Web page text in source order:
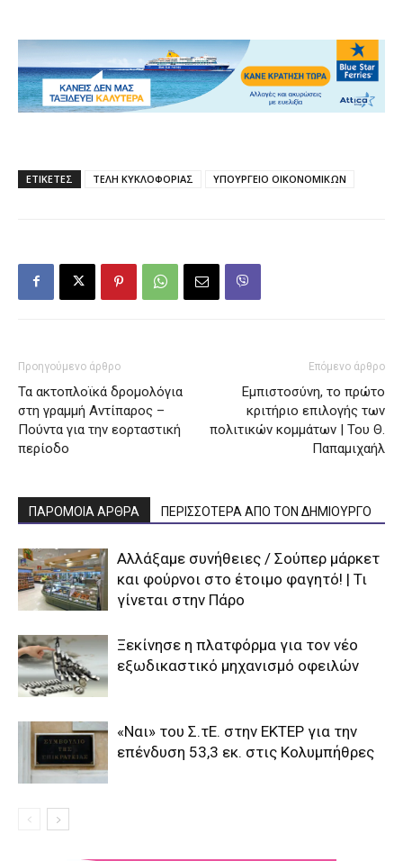
ΕΤΙΚΕΤΕΣ ΤΕΛΗ ΚΥΚΛΟΦΟΡΙΑΣ ΥΠΟΥΡΓΕΙΟ ΟΙΚΟΝΟΜΙΚΩΝ
Προηγούμενο άρθρο
Τα ακτοπλοϊκά δρομολόγια
στη γραμμή Αντίπαρος –
Πούντα για την εορταστική
περίοδο
Επόμενο άρθρο
Εμπιστοσύνη, το πρώτο
κριτήριο επιλογής των
πολιτικών κομμάτων | Του Θ.
Παπαμιχαήλ
ΠΑΡΟΜΟΙΑ ΑΡΘΡΑ ΠΕΡΙΣΣΟΤΕΡΑ ΑΠΟ ΤΟΝ ΔΗΜΙΟΥΡΓΟ
Αλλάξαμε συνήθειες / Σούπερ μάρκετ
και φούρνοι στο έτοιμο φαγητό! | Τι
γίνεται στην Πάρο
Ξεκίνησε η πλατφόρμα για τον νέο
εξωδικαστικό μηχανισμό οφειλών
«Ναι» του Σ.τΕ. στην ΕΚΤΕΡ για την
επένδυση 53,3 εκ. στις Κολυμπήθρες